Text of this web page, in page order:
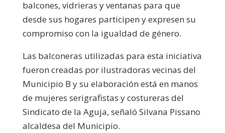
balcones, vidrieras y ventanas para que
desde sus hogares participen y expresen su
compromiso con la igualdad de género.
Las balconeras utilizadas para esta iniciativa
fueron creadas por ilustradoras vecinas del
Municipio B y su elaboración está en manos
de mujeres serigrafistas y costureras del
Sindicato de la Aguja, señaló Silvana Pissano
alcaldesa del Municipio.